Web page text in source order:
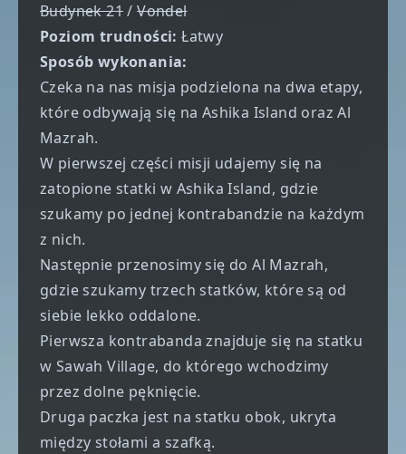
Budynek 21/Vondel
Poziom trudności:Łatwy
Sposób wykonania:
Czeka na nas misja podzielona na dwa etapy,
które odbywają się na Ashika Island oraz Al
Mazrah.
W pierwszej części misji udajemy się na
zatopione statki w Ashika Island, gdzie
szukamy po jednej kontrabandzie na każdym
z nich.
Następnie przenosimy się do Al Mazrah,
gdzie szukamy trzech statków, które są od
siebie lekko oddalone.
Pierwsza kontrabanda znajduje się na statku
w Sawah Village, do którego wchodzimy
przez dolne pęknięcie.
Druga paczka jest na statku obok, ukryta
między stołami a szafką.